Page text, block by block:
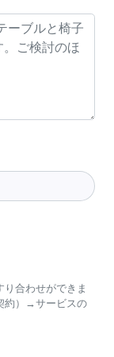
合わせができま
約）→サービスの